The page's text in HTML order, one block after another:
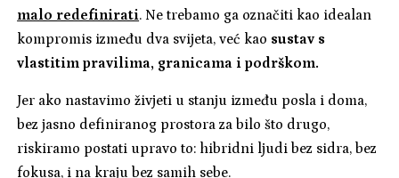
malo redefinirati. Ne trebamo ga označiti kao idealan
kompromis između dva svijeta, već kao sustav s
vlastitim pravilima, granicama i podrškom.
Jer ako nastavimo živjeti u stanju između posla i doma,
bez jasno definiranog prostora za bilo što drugo,
riskiramo postati upravo to: hibridni ljudi bez sidra, bez
fokusa, i na kraju bez samih sebe.